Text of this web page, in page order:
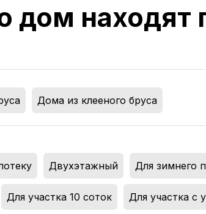
дом
Дома из клееного бруса
Двухэтажный Для зимнего
Для участка 10 соток Для участка с